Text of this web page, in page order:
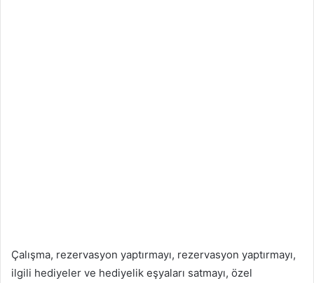
Çalışma, rezervasyon yaptırmayı, rezervasyon yaptırmayı,
ilgili hediyeler ve hediyelik eşyaları satmayı, özel